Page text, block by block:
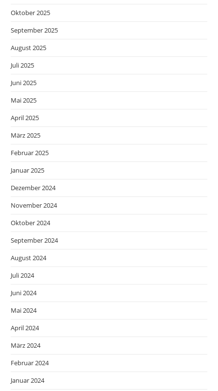
Oktober 2025
September 2025
August 2025
Juli 2025
Juni 2025
Mai 2025
April 2025
März 2025
Februar 2025
Januar 2025
Dezember 2024
November 2024
Oktober 2024
September 2024
August 2024
Juli 2024
Juni 2024
Mai 2024
April 2024
März 2024
Februar 2024
Januar 2024